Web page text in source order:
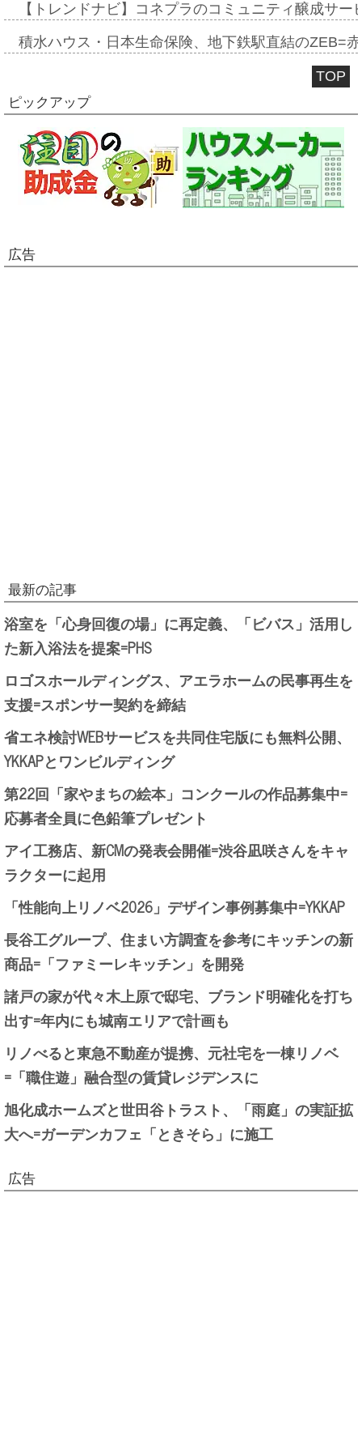
【トレンドナビ】コネプラのコミュニティ醸成サ
積水ハウス・日本生命保険、地下鉄駅直結のZEB=
TOP
ピックアップ
広告
最新の記事
浴室を「心身回復の場」に再定義、「ビバス」活用し
た新入浴法を提案=PHS
ロゴスホールディングス、アエラホームの民事再生を
支援=スポンサー契約を締結
省エネ検討WEBサービスを共同住宅版にも無料公開、
YKKAPとワンビルディング
第22回「家やまちの絵本」コンクールの作品募集中=
応募者全員に色鉛筆プレゼント
アイ工務店、新CMの発表会開催=渋谷凪咲さんをキャ
ラクターに起用
「性能向上リノベ2026」デザイン事例募集中=YKKAP
長谷工グループ、住まい方調査を参考にキッチンの新
商品=「ファミーレキッチン」を開発
諸戸の家が代々木上原で邸宅、ブランド明確化を打ち
出す=年内にも城南エリアで計画も
リノべると東急不動産が提携、元社宅を一棟リノベ
=「職住遊」融合型の賃貸レジデンスに
旭化成ホームズと世田谷トラスト、「雨庭」の実証拡
大へ=ガーデンカフェ「ときそら」に施工
広告